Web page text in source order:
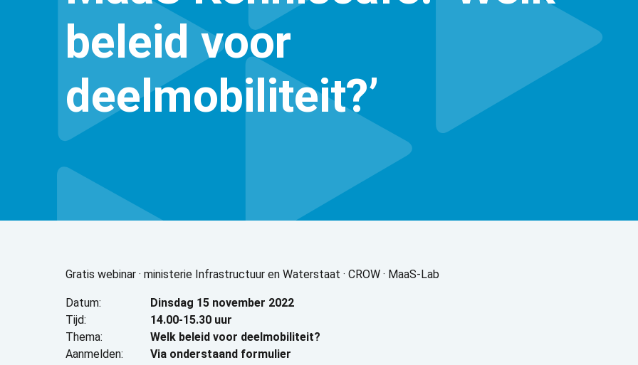
beleid voor
deelmobiliteit?’
Gratis webinar · ministerie Infrastructuur en Waterstaat · CROW · MaaS-Lab
Datum:
Dinsdag 15 november 2022
Tijd:
14.00-15.30 uur
Thema:
Welk beleid voor deelmobiliteit?
Aanmelden:
Via onderstaand formulier